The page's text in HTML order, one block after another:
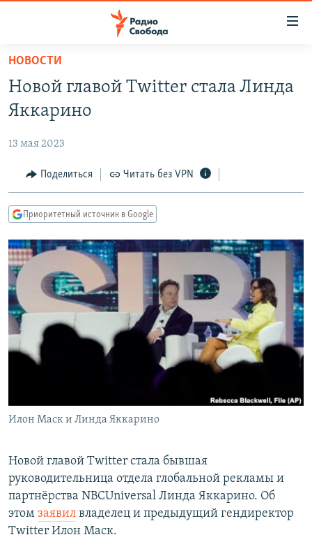
упрощенного
доступа
Вернуться
основному
Вернутся
главной
навигации
Вернутся
поиску
АВТОРСКИЕ ПРОЕКТЫ
ЦИТАТЫ СВОБОДЫ
МНЕНИЯ
IDEL.РЕАЛИИ
КАВКАЗ.РЕАЛИИ
СЕВЕР.РЕАЛИИ
СИБИРЬ.РЕАЛИИ
РАСПИСАНИЕ ВЕЩАНИЯ
ПОДПИШИТЕСЬ НА РАССЫЛКУ
Все сайты РСЕ/РС
НОВОСТИ
Новой главой Twitter стала Линда
Яккарино
13 мая 2023
Поделиться Читать без VPN
Приоритетный источник в Google
Илон Маск и Линда Яккарино
Новой главой Twitter стала бывшая
руководительница отдела глобальной рекламы и
партнёрства NBCUniversal Линда Яккарино. Об
этом заявил владелец и предыдущий гендиректор
Twitter Илон Маск.